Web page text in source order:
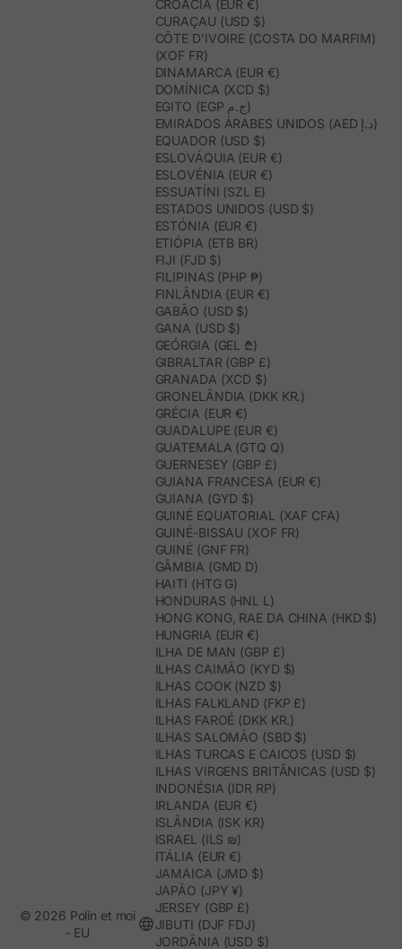
CROÁCIA (EUR €)
CURAÇAU (USD $)
CÔTE D’IVOIRE (COSTA DO MARFIM)
(XOF FR)
DINAMARCA (EUR €)
DOMÍNICA (XCD $)
EGITO (EGP ج.م)
EMIRADOS ÁRABES UNIDOS (AED د.إ)
EQUADOR (USD $)
ESLOVÁQUIA (EUR €)
ESLOVÉNIA (EUR €)
ESSUATÍNI (SZL E)
ESTADOS UNIDOS (USD $)
ESTÓNIA (EUR €)
ETIÓPIA (ETB BR)
FIJI (FJD $)
FILIPINAS (PHP ₱)
FINLÂNDIA (EUR €)
GABÃO (USD $)
GANA (USD $)
GEÓRGIA (GEL ₾)
GIBRALTAR (GBP £)
GRANADA (XCD $)
GRONELÂNDIA (DKK KR.)
GRÉCIA (EUR €)
GUADALUPE (EUR €)
GUATEMALA (GTQ Q)
GUERNESEY (GBP £)
GUIANA FRANCESA (EUR €)
GUIANA (GYD $)
GUINÉ EQUATORIAL (XAF CFA)
GUINÉ-BISSAU (XOF FR)
GUINÉ (GNF FR)
GÂMBIA (GMD D)
HAITI (HTG G)
HONDURAS (HNL L)
HONG KONG, RAE DA CHINA (HKD $)
HUNGRIA (EUR €)
ILHA DE MAN (GBP £)
ILHAS CAIMÃO (KYD $)
ILHAS COOK (NZD $)
ILHAS FALKLAND (FKP £)
ILHAS FAROÉ (DKK KR.)
ILHAS SALOMÃO (SBD $)
ILHAS TURCAS E CAICOS (USD $)
ILHAS VIRGENS BRITÂNICAS (USD $)
INDONÉSIA (IDR RP)
IRLANDA (EUR €)
ISLÂNDIA (ISK KR)
ISRAEL (ILS ₪)
ITÁLIA (EUR €)
JAMAICA (JMD $)
JAPÃO (JPY ¥)
JERSEY (GBP £)
JIBUTI (DJF FDJ)
JORDÂNIA (USD $)
© 2026 Polín et moi
- EU